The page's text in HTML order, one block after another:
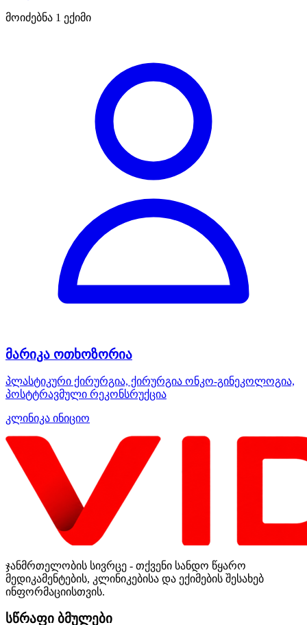
მოიძებნა 1 ექიმი
მარიკა ოთხოზორია
პლასტიკური ქირურგია, ქირურგია ონკო-გინეკოლოგია,
პოსტტრავმული რეკონსრუქცია
კლინიკა ინიციო
ჯანმრთელობის სივრცე - თქვენი სანდო წყარო
მედიკამენტების, კლინიკებისა და ექიმების შესახებ
ინფორმაციისთვის.
სწრაფი ბმულები